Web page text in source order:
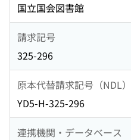
国立国会図書館
請求記号
325-296
原本代替請求記号（NDL）
YD5-H-325-296
連携機関・データベース